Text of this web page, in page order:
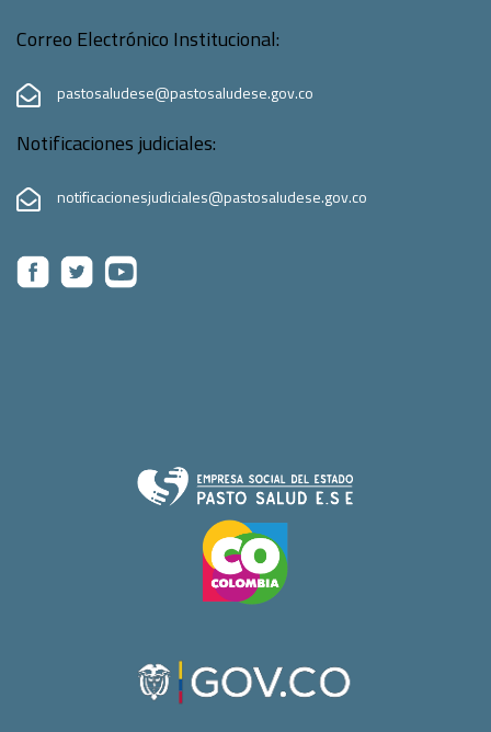
Correo Electrónico Institucional:
pastosaludese@pastosaludese.gov.co
Notificaciones judiciales:
notificacionesjudiciales@pastosaludese.gov.co